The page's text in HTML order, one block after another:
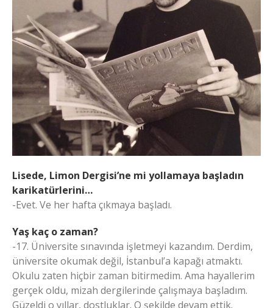
Lisede, Limon Dergisi’ne mi yollamaya başladın
karikatürlerini…
-Evet. Ve her hafta çıkmaya başladı.
Yaş kaç o zaman?
-17. Üniversite sınavında işletmeyi kazandım. Derdim,
üniversite okumak değil, İstanbul’a kapağı atmaktı.
Okulu zaten hiçbir zaman bitirmedim. Ama hayallerim
gerçek oldu, mizah dergilerinde çalışmaya başladım.
Güzeldi o yıllar, dostluklar. O şekilde devam ettik.